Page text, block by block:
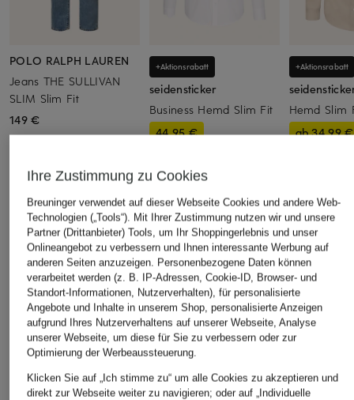
POLO RALPH LAUREN
Jeans THE SULLIVAN
SLIM Slim Fit
149 €
+Aktionsrabatt
seidensticker
Business Hemd Slim Fit
44,95 €
Ursprünglich:
+Aktionsrabatt
Hemd Slim
ab 34,99 €
ÄHNLICHE ARTIKEL ENTDECKEN
Ihre Zustimmung zu Cookies
Breuninger verwendet auf dieser Webseite Cookies und andere Web-
Technologien („Tools“). Mit Ihrer Zustimmung nutzen wir und unsere
Partner (Drittanbieter) Tools, um Ihr Shoppingerlebnis und unser
Onlineangebot zu verbessern und Ihnen interessante Werbung auf
anderen Seiten anzuzeigen. Personenbezogene Daten können
verarbeitet werden (z. B. IP-Adressen, Cookie-ID, Browser- und
Standort-Informationen, Nutzerverhalten), für personalisierte
Angebote und Inhalte in unserem Shop, personalisierte Anzeigen
aufgrund Ihres Nutzerverhaltens auf unserer Webseite, Analyse
unserer Webseite, um diese für Sie zu verbessern oder zur
Optimierung der Werbeaussteuerung.
Klicken Sie auf „Ich stimme zu“ um alle Cookies zu akzeptieren und
direkt zur Webseite weiter zu navigieren; oder auf „Individuelle